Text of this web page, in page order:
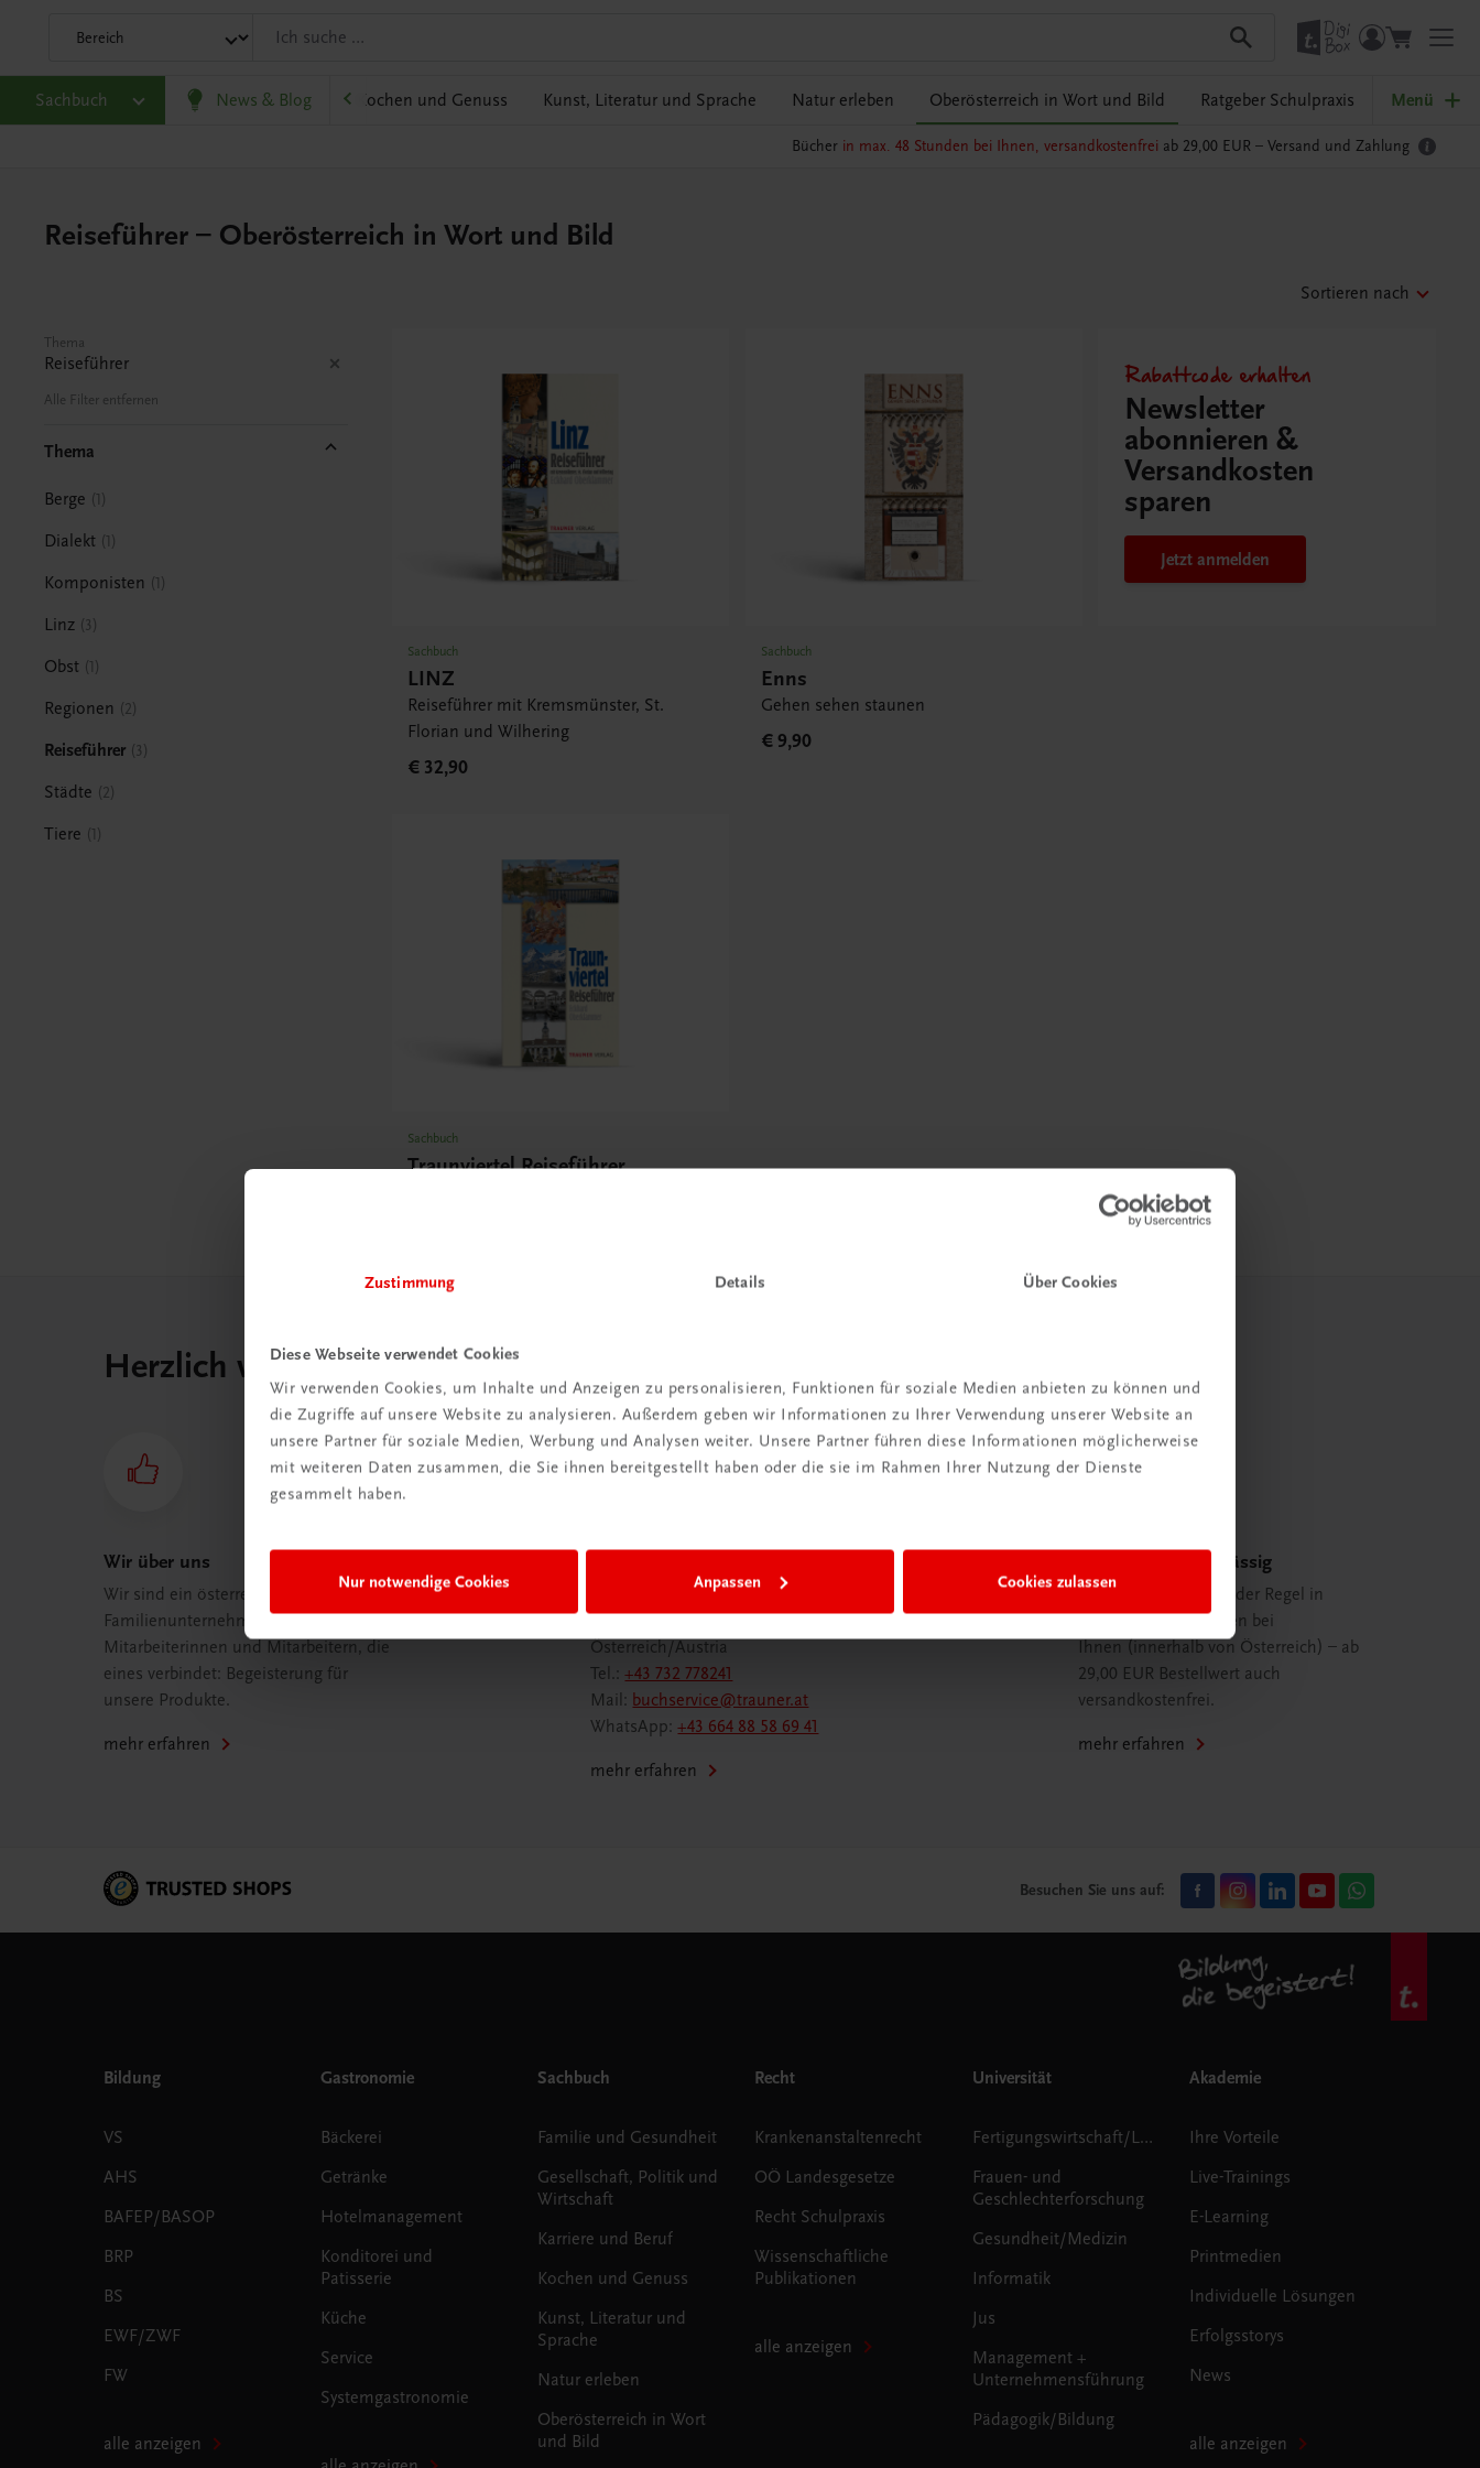
Zustimmung Details Über Cookies
Diese Webseite verwendet Cookies
Wir verwenden Cookies, um Inhalte und Anzeigen zu personalisieren, Funktionen für soziale Medien anbieten zu können und
die Zugriffe auf unsere Website zu analysieren. Außerdem geben wir Informationen zu Ihrer Verwendung unserer Website an
unsere Partner für soziale Medien, Werbung und Analysen weiter. Unsere Partner führen diese Informationen möglicherweise
mit weiteren Daten zusammen, die Sie ihnen bereitgestellt haben oder die sie im Rahmen Ihrer Nutzung der Dienste
gesammelt haben.
Nur notwendige Cookies Anpassen Cookies zulassen
Sachbuch News & Blog
und Wirtschaft Karriere und Beruf Kochen und Genuss Kunst, Literatur und Sprache Natur erleben Oberösterreich in Wort und Bild Ratgeber Schulpraxis Menü
Bücher in max. 48 Stunden bei Ihnen, versandkostenfrei ab 29,00 EUR – Versand und Zahlung
Reiseführer – Oberösterreich in Wort und Bild
Sortieren nach
Thema
Reiseführer
Alle Filter entfernen
Thema
Berge 1
Dialekt 1
Komponisten 1
Linz 3
Obst 1
Regionen 2
Reiseführer 3
Städte 2
Tiere 1
Sachbuch
LINZ
Reiseführer mit Kremsmünster, St.
Florian und Wilhering
€ 32,90
Sachbuch
Enns
Gehen sehen staunen
€ 9,90
Rabattcode erhalten
Newsletter
abonnieren &
Versandkosten
sparen
Jetzt anmelden
Sachbuch
Traunviertel Reiseführer
Herzlich willkommen bei TRAUNER!
Wir über uns
Wir sind ein österreichisches
Familienunternehmen mit 75
Mitarbeiterinnen und Mitarbeitern, die
eines verbindet: Begeisterung für
unsere Produkte.
mehr erfahren
TRAUNER Verlag + Buchservice GmbH
Köglstraße 14 | 4020 Linz
Österreich/Austria
Tel.:+43 732 778241
Mail: buchservice@trauner.at
WhatsApp:+43 664 88 58 69 41
mehr erfahren
Schnell und zuverlässig
Ihre Bestellung ist in der Regel in
spätestens 48 Stunden bei
Ihnen (innerhalb von Österreich) – ab
29,00 EUR Bestellwert auch
versandkostenfrei.
mehr erfahren
Besuchen Sie uns auf:
Bildung
VS
AHS
BAFEP/BASOP
BRP
BS
EWF/ZWF
FW
alle anzeigen
Gastronomie
Bäckerei
Getränke
Hotelmanagement
Konditorei und
Patisserie
Küche
Service
Systemgastronomie
Sachbuch
Familie und Gesundheit
Gesellschaft, Politik und
Wirtschaft
Karriere und Beruf
Kochen und Genuss
Kunst, Literatur und
Sprache
Natur erleben
Oberösterreich in Wort
und Bild
Recht
Krankenanstaltenrecht
OÖ Landesgesetze
Recht Schulpraxis
Wissenschaftliche
Publikationen
alle anzeigen
Universität
Fertigungswirtschaft/Logistik
Frauen- und
Geschlechterforschung
Gesundheit/Medizin
Informatik
Jus
Management +
Unternehmensführung
Pädagogik/Bildung
Akademie
Ihre Vorteile
Live-Trainings
E-Learning
Printmedien
Individuelle Lösungen
Erfolgsstorys
News
alle anzeigen